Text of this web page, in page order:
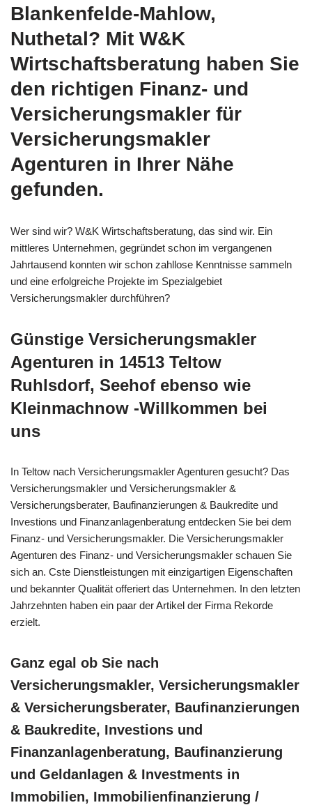
Blankenfelde-Mahlow,
Nuthetal? Mit W&K
Wirtschaftsberatung haben Sie
den richtigen Finanz- und
Versicherungsmakler für
Versicherungsmakler
Agenturen in Ihrer Nähe
gefunden.
Wer sind wir? W&K Wirtschaftsberatung, das sind wir. Ein
mittleres Unternehmen, gegründet schon im vergangenen
Jahrtausend konnten wir schon zahllose Kenntnisse sammeln
und eine erfolgreiche Projekte im Spezialgebiet
Versicherungsmakler durchführen?
Günstige Versicherungsmakler
Agenturen in 14513 Teltow
Ruhlsdorf, Seehof ebenso wie
Kleinmachnow -Willkommen bei
uns
In Teltow nach Versicherungsmakler Agenturen gesucht? Das
Versicherungsmakler und Versicherungsmakler &
Versicherungsberater, Baufinanzierungen & Baukredite und
Investions und Finanzanlagenberatung entdecken Sie bei dem
Finanz- und Versicherungsmakler. Die Versicherungsmakler
Agenturen des Finanz- und Versicherungsmakler schauen Sie
sich an. Cste Dienstleistungen mit einzigartigen Eigenschaften
und bekannter Qualität offeriert das Unternehmen. In den letzten
Jahrzehnten haben ein paar der Artikel der Firma Rekorde
erzielt.
Ganz egal ob Sie nach
Versicherungsmakler, Versicherungsmakler
& Versicherungsberater, Baufinanzierungen
& Baukredite, Investions und
Finanzanlagenberatung, Baufinanzierung
und Geldanlagen & Investments in
Immobilien, Immobilienfinanzierung /